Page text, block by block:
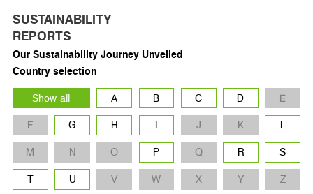
SUSTAINABILITY
REPORTS
Our Sustainability Journey Unveiled
Country selection
Show all
A B C D
E
F
G H I J K
L
M
N O P Q R
S
T
U V W X Y Z